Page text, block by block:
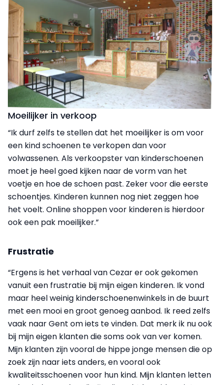
Moeilijker in verkoop
“Ik durf zelfs te stellen dat het moeilijker is om voor
een kind schoenen te verkopen dan voor
volwassenen. Als verkoopster van kinderschoenen
moet je heel goed kijken naar de vorm van het
voetje en hoe de schoen past. Zeker voor die eerste
schoentjes. Kinderen kunnen nog niet zeggen hoe
het voelt. Online shoppen voor kinderen is hierdoor
ook een pak moeilijker.”
Frustratie
“Ergens is het verhaal van Cezar er ook gekomen
vanuit een frustratie bij mijn eigen kinderen. Ik vond
maar heel weinig kinderschoenenwinkels in de buurt
met een mooi en groot genoeg aanbod. Ik reed zelfs
vaak naar Gent om iets te vinden. Dat merk ik nu ook
bij mijn eigen klanten die soms ook van ver komen.
Mijn klanten zijn vooral de hippe jonge mensen die op
zoek zijn naar iets anders, en vooral ook
kwaliteitsschoenen voor hun kind. Mijn klanten letten